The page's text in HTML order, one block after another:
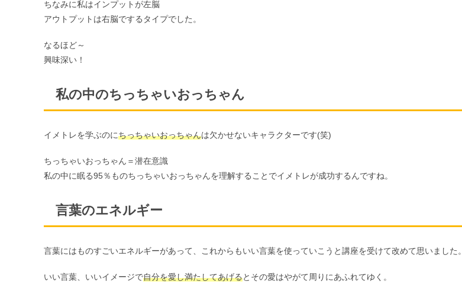
ちなみに私はインプットが左脳
アウトプットは右脳でするタイプでした。
なるほど～
興味深い！
私の中のちっちゃいおっちゃん
イメトレを学ぶのにちっちゃいおっちゃんは欠かせないキャラクターです(笑)
ちっちゃいおっちゃん＝潜在意識
私の中に眠る95％ものちっちゃいおっちゃんを理解することでイメトレが成功するんですね。
言葉のエネルギー
言葉にはものすごいエネルギーがあって、これからもいい言葉を使っていこうと講座を受けて改めて思いました。
いい言葉、いいイメージで自分を愛し満たしてあげるとその愛はやがて周りにあふれてゆく。